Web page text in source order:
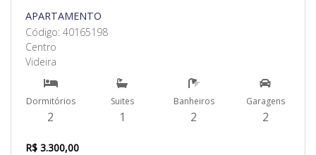
APARTAMENTO
Código: 40165198
Centro
Videira
Dormitórios
2
Suites
1
Banheiros
2
Garagens
2
R$ 3.300,00